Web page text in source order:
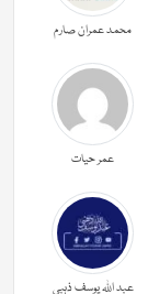
محمد عمران صارم
عمر حیات
عبد اللہ یوسف ذہبی